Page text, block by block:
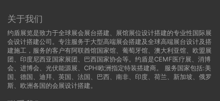
关于我们
约盾展览是致力于全球展会展台搭建、展馆展位设计搭建的专业性国际展
会设计搭建公司。专注服务于大型高端展会搭建及全球高端展台设计及搭
建施工，服务的客户有阿联酋馆国家馆、葡萄牙馆、澳大利亚馆、欧盟展
团、印度尼西亚国家展团、巴西国家协会等。约盾是CEMF医疗展、消博
会、进博会、光伏能源展、CPHI欧洲指定特装搭建商。 服务国家包括:美
国
德国 、迪拜、英国、法国、巴西、南非、印度、荷兰、新加坡、俄罗
斯、欧洲各国的会展设计搭建。